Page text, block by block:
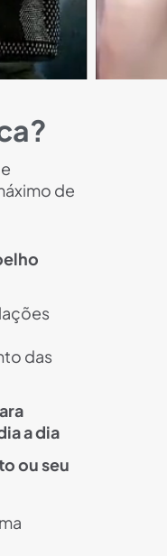
de
das
a dia
ou seu